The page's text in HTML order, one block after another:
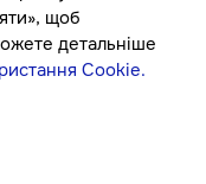
Публічна оферта
щоб
детальніше
Cookie.